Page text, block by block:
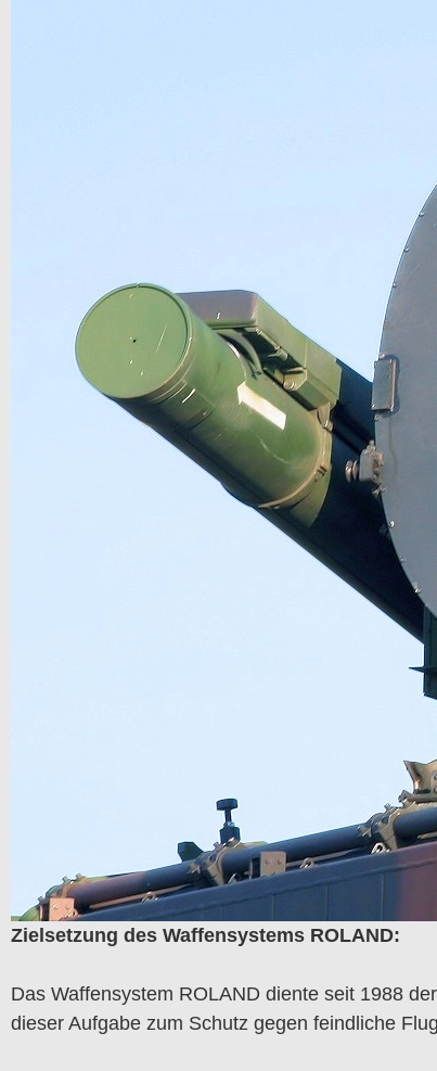
Zielsetzung des Waffensystems ROLAND:
Das Waffensystem ROLAND diente seit 1988
dieser Aufgabe zum Schutz gegen feindliche